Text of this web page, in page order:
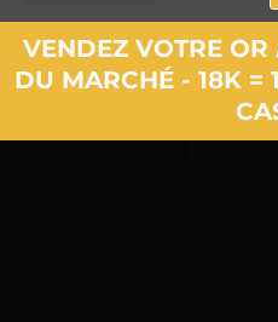
VENDEZ VOTRE
DU MARCHÉ - 18K =